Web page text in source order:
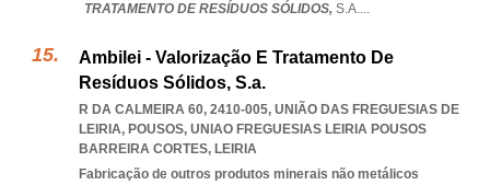
TRATAMENTO DE RESÍDUOS SÓLIDOS, S.A....
Ambilei - Valorização E Tratamento De
Resíduos Sólidos, S.a.
R DA CALMEIRA 60, 2410-005, UNIÃO DAS FREGUESIAS DE
LEIRIA, POUSOS, UNIAO FREGUESIAS LEIRIA POUSOS
BARREIRA CORTES, LEIRIA
Fabricação de outros produtos minerais não metálicos